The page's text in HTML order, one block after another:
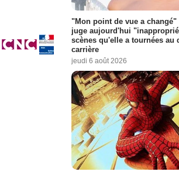
"Mon point de vue a
juge aujourd'hui
scènes qu'elle a tournées au
carrière
jeudi 6 août 2026